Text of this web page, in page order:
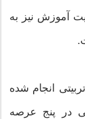
آموزش نیز به
انجام شده
در پنج عرصه